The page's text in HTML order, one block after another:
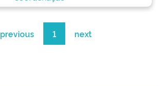
previous 1 next